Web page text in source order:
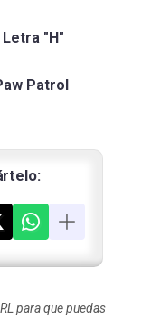
"H"
Patrol
para que puedas